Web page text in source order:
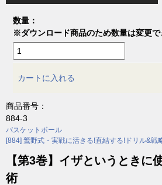
数量：
※ダウンロード商品のため数量は変更で
カートに入れる
商品番号：
884-3
バスケットボール
[884] 鷲野式・実戦に活きる!直結する!ドリル&戦
【第3巻】イザというときに
術